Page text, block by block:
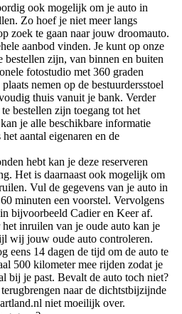
ook mogelijk om je auto in
Zo hoef je niet meer langs
zoek te gaan naar jouw droomauto.
aanbod vinden. Je kunt op onze
bestellen zijn, van binnen en buiten
fotostudio met 360 graden
nemen op de bestuurdersstoel
thuis vanuit je bank. Verder
bestellen zijn toegang tot het
je alle beschikbare informatie
aantal eigenaren en de
hebt kan je deze reserveren
Het is daarnaast ook mogelijk om
Vul de gegevens van je auto in
minuten een voorstel. Vervolgens
bijvoorbeeld Cadier en Keer af.
inruilen van je oude auto kan je
wij jouw oude auto controleren.
eens 14 dagen de tijd om de auto te
500 kilometer mee rijden zodat je
bij je past. Bevalt de auto toch niet?
naar de dichtstbijzijnde
niet moeilijk over.